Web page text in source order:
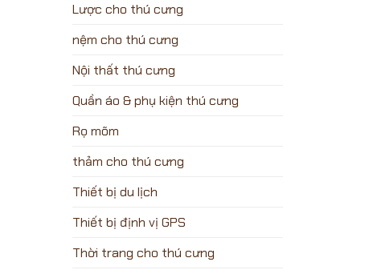
Lược cho thú cưng
nệm cho thú cưng
Nội thất thú cưng
Quần áo & phụ kiện thú cưng
Rọ mõm
thảm cho thú cưng
Thiết bị du lịch
Thiết bị định vị GPS
Thời trang cho thú cưng